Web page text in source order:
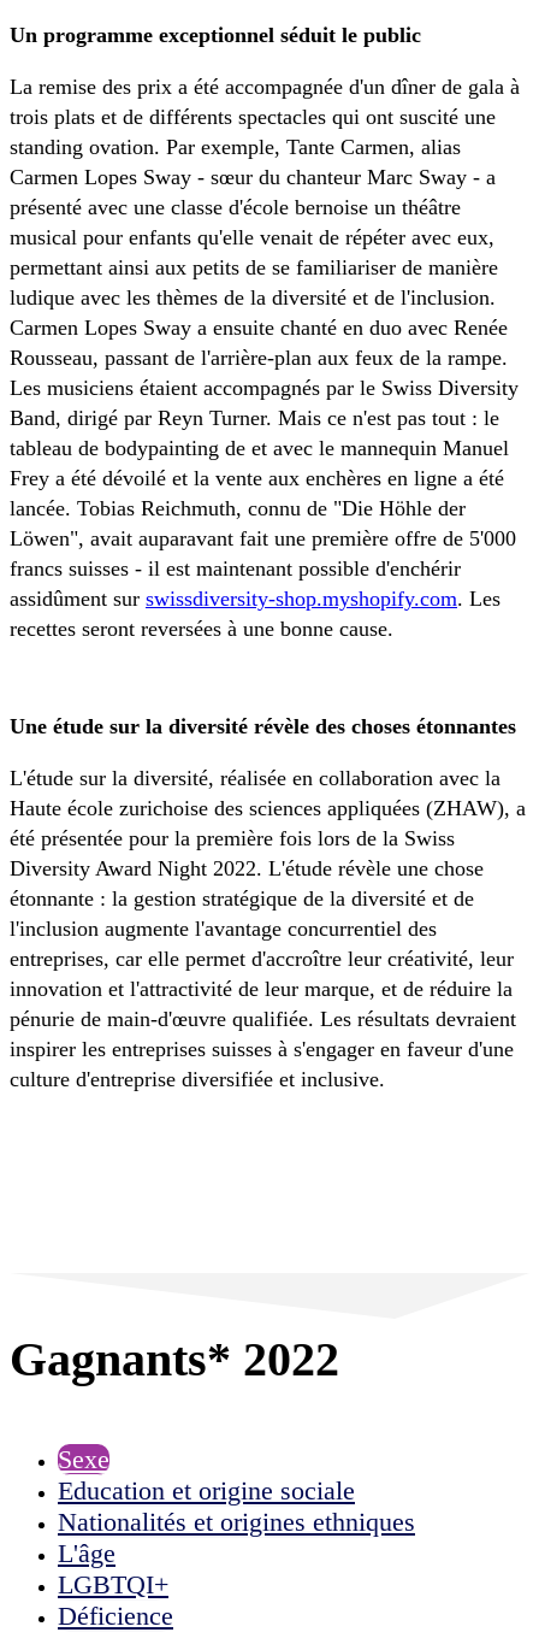
Un programme exceptionnel séduit le public
La remise des prix a été accompagnée d'un dîner de gala à
trois plats et de différents spectacles qui ont suscité une
standing ovation. Par exemple, Tante Carmen, alias
Carmen Lopes Sway - sœur du chanteur Marc Sway - a
présenté avec une classe d'école bernoise un théâtre
musical pour enfants qu'elle venait de répéter avec eux,
permettant ainsi aux petits de se familiariser de manière
ludique avec les thèmes de la diversité et de l'inclusion.
Carmen Lopes Sway a ensuite chanté en duo avec Renée
Rousseau, passant de l'arrière-plan aux feux de la rampe.
Les musiciens étaient accompagnés par le Swiss Diversity
Band, dirigé par Reyn Turner. Mais ce n'est pas tout : le
tableau de bodypainting de et avec le mannequin Manuel
Frey a été dévoilé et la vente aux enchères en ligne a été
lancée. Tobias Reichmuth, connu de "Die Höhle der
Löwen", avait auparavant fait une première offre de 5'000
francs suisses - il est maintenant possible d'enchérir
assidûment sur swissdiversity-shop.myshopify.com. Les
recettes seront reversées à une bonne cause.
Une étude sur la diversité révèle des choses étonnantes
L'étude sur la diversité, réalisée en collaboration avec la
Haute école zurichoise des sciences appliquées (ZHAW), a
été présentée pour la première fois lors de la Swiss
Diversity Award Night 2022. L'étude révèle une chose
étonnante : la gestion stratégique de la diversité et de
l'inclusion augmente l'avantage concurrentiel des
entreprises, car elle permet d'accroître leur créativité, leur
innovation et l'attractivité de leur marque, et de réduire la
pénurie de main-d'œuvre qualifiée. Les résultats devraient
inspirer les entreprises suisses à s'engager en faveur d'une
culture d'entreprise diversifiée et inclusive.
Gagnants* 2022
Sexe
Education et origine sociale
Nationalités et origines ethniques
L'âge
LGBTQI+
Déficience